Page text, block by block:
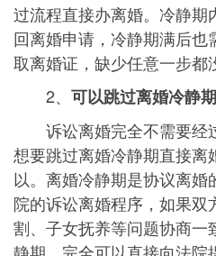
过流程直接办离婚。冷静
回离婚申请，冷静期满后
取离婚证，缺少任意一步都
2、 可以跳过离婚冷静
诉讼离婚完全不需要经
想要跳过离婚冷静期直接
以。离婚冷静期是协议离
院的诉讼离婚程序，如果双
割、子女抚养等问题协商一